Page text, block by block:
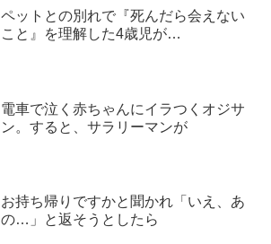
ペットとの別れで『死んだら会えない
こと』を理解した4歳児が…
電車で泣く赤ちゃんにイラつくオジサ
ン。すると、サラリーマンが
お持ち帰りですかと聞かれ「いえ、あ
の…」と返そうとしたら